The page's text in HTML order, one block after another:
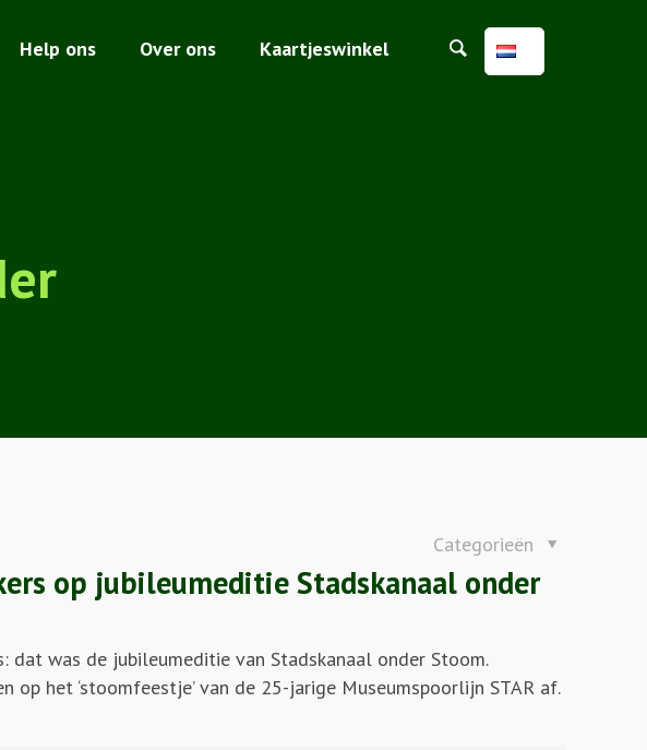
Help ons Over ons Kaartjeswinkel
Categorieën
op jubileumeditie Stadskanaal onder
dat was de jubileumeditie van Stadskanaal onder Stoom.
op het ‘stoomfeestje’ van de 25-jarige Museumspoorlijn STAR af.